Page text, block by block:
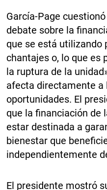
García-Page
debate sobre la
que se está utilizando
chantajes o, lo que es
la ruptura de la
afecta directamente a
oportunidades. El
que la financiación de
estar destinada a
bienestar que
independientemente
El presidente mostró